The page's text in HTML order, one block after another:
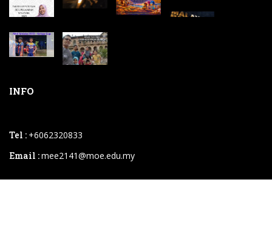
INFO
Tel : +6062320833
Email :mee2141@moe.edu.my